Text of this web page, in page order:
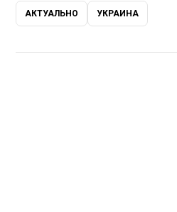
АКТУАЛЬНО УКРАИНА